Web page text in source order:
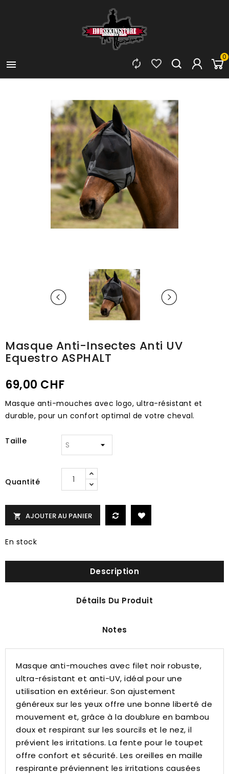

0


Masque Anti-Insectes Anti UV
Equestro ASPHALT
69,00 CHF
Masque anti-mouches avec logo, ultra-résistant et
durable, pour un confort optimal de votre cheval.
Taille
Quantité
 AJOUTER AU PANIER
En stock
Description
Détails Du Produit
Notes
Masque anti-mouches avec filet noir robuste,
ultra-résistant et anti-UV, idéal pour une
utilisation en extérieur. Son ajustement
généreux sur les yeux offre une bonne liberté de
mouvement et, grâce à la doublure en bambou
doux et respirant sur les sourcils et le nez, il
prévient les irritations. La fente pour le toupet
offre confort et sécurité. Les oreilles en maille
respirante préviennent les irritations causées